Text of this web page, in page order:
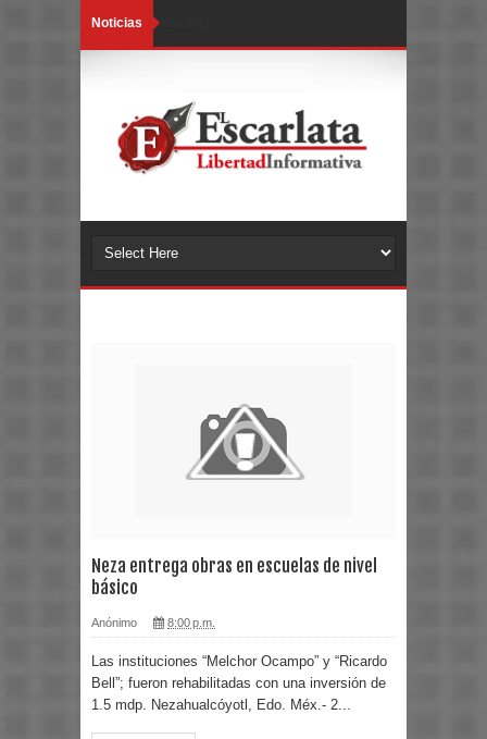
Noticias
Neza entrega obras en escuelas de nivel
básico
Anónimo 8:00 p.m.
Las instituciones “Melchor Ocampo” y “Ricardo
Bell”; fueron rehabilitadas con una inversión de
1.5 mdp. Nezahualcóyotl, Edo. Méx.- 2...